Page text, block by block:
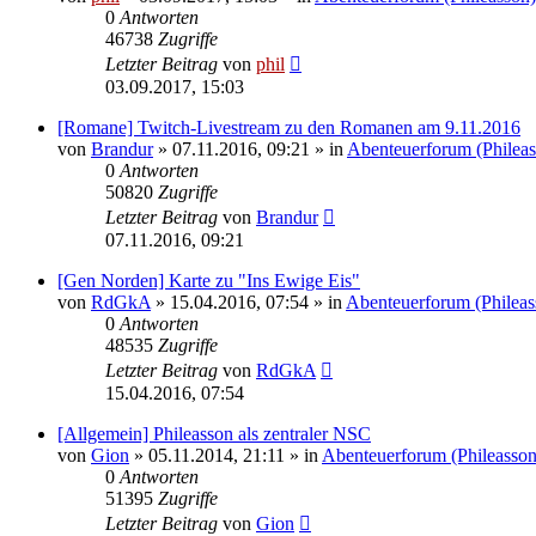
0 Antworten
46738 Zugriffe
Letzter Beitrag von phil
03.09.2017, 15:03
[Romane] Twitch-Livestream zu den Romanen am 9.11.2016
von Brandur» 07.11.2016, 09:21 » in Abenteuerforum
0 Antworten
50820 Zugriffe
Letzter Beitrag von Brandur
07.11.2016, 09:21
[Gen Norden] Karte zu "Ins Ewige Eis"
von RdGkA » 15.04.2016, 07:54 » in Abenteuerforum
0 Antworten
48535 Zugriffe
Letzter Beitrag von RdGkA
15.04.2016, 07:54
[Allgemein] Phileasson als zentraler NSC
von Gion » 05.11.2014, 21:11 » in Abenteuerforum
0 Antworten
51395 Zugriffe
Letzter Beitrag von Gion